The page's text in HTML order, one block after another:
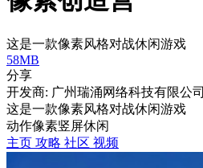
这是一款像素风格对战休闲游戏
58MB
分享
开发商: 广州瑞涌网络科技有限公司
这是一款像素风格对战休闲游戏
动作像素竖屏休闲
主页 攻略 社区 视频